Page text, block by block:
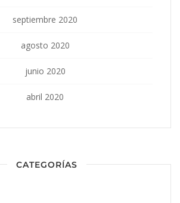
septiembre 2020
agosto 2020
junio 2020
abril 2020
CATEGORÍAS